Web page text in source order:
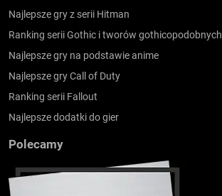
Najlepsze gry z serii Hitman
Ranking serii Gothic i tworów gothicopodobnych
Najlepsze gry na podstawie anime
Najlepsze gry Call of Duty
Ranking serii Fallout
Najlepsze dodatki do gier
Polecamy